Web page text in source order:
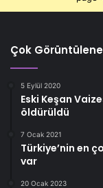
Çok
5 Eylül 2020
Eski Keşan
öldürüldü
7 Ocak 2021
Türkiye’nin en
var
20 Ocak 2023